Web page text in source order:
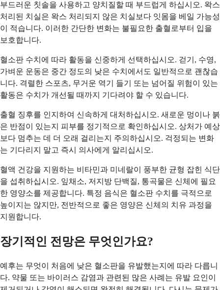
부드러운 칫솔을 사용하고 양치질할 때 부드럽게 하십시오. 왁스
처리된 치실은 왁스 처리되지 않은 치실보다 잇몸을 베일 가능성
이 적습니다. 이러한 간단한 변화는 불필요한 출혈로부터 입을
보호합니다.
혈소판 수치에 따라 활동을 신중하게 선택하십시오. 걷기, 수영,
가벼운 운동은 중간 정도의 낮은 수치에서도 일반적으로 괜찮습
니다. 격렬한 스포츠, 무거운 역기 들기 또는 넘어질 위험이 있는
활동은 수치가 개선될 때까지 기다려야 할 수 있습니다.
출혈 징후를 인지하여 신속하게 대처하십시오. 새로운 멍이나 붉
은 반점이 있는지 피부를 정기적으로 확인하십시오. 상처가 예상
보다 멈추는 데 더 오래 걸리는지 주의하십시오. 걱정되는 변화
는 기다리지 말고 즉시 의사에게 알리십시오.
혈액 건강을 지원하는 비타민과 미네랄이 풍부한 균형 잡힌 식단
을 섭취하십시오. 잎채소, 저지방 단백질, 통곡물은 신체에 필요
한 영양소를 제공합니다. 특정 음식은 혈소판 수치를 극적으로
높이지는 않지만, 전반적으로 좋은 영양은 신체의 치유 과정을
지원합니다.
장기적인 전망은 무엇인가요?
예후는 무엇이 처음에 낮은 혈소판을 유발했는지에 따라 다릅니
다. 약물 또는 바이러스 감염과 관련된 많은 사례는 유발 요인이